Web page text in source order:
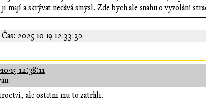
mají a skrývat nedává smysl. Zde bych ale snahu o vyvolání
Čas: 2025-10-19 12:33:30
19 12:38:11
ale ostatni mu to zatrhli.